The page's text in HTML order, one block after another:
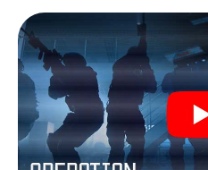
Sie niemandem!
Anders als in einem
sind Sie also nicht in ein
sich in einem
müssen. Diese Smartphone
Spenge zu Ihrem
Voraussetzung für Ihr
Smartphone mit Zugang ins